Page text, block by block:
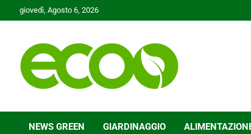
to
giovedì, Agosto 6, 2026
Ecoo.it
NEWS GREEN GIARDINAGGIO